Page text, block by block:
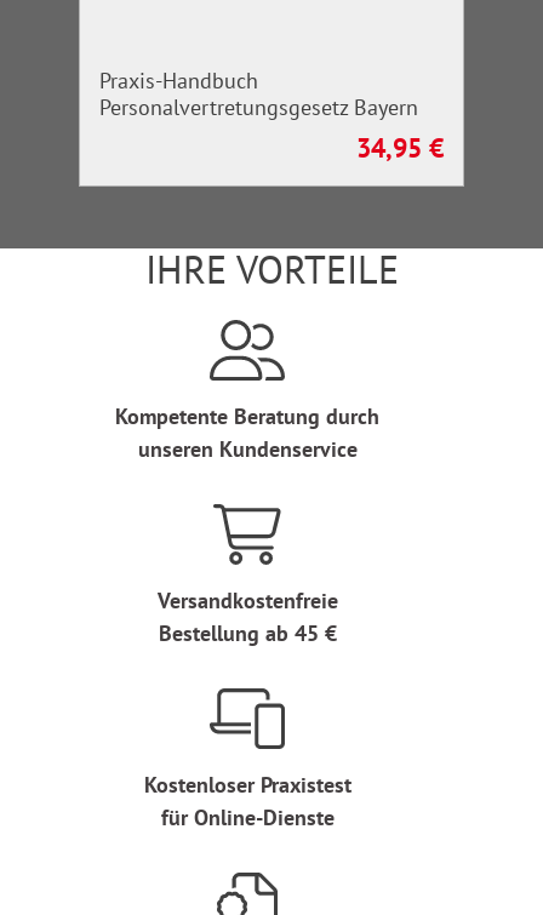
Praxis-Handbuch
Personalvertretungsgesetz Bayern
Regulärer Preis:
34,95 €
IHRE VORTEILE
Kompetente Beratung durch
unseren Kundenservice
Versandkostenfreie
Bestellung ab 45 €
Kostenloser Praxistest
für Online-Dienste